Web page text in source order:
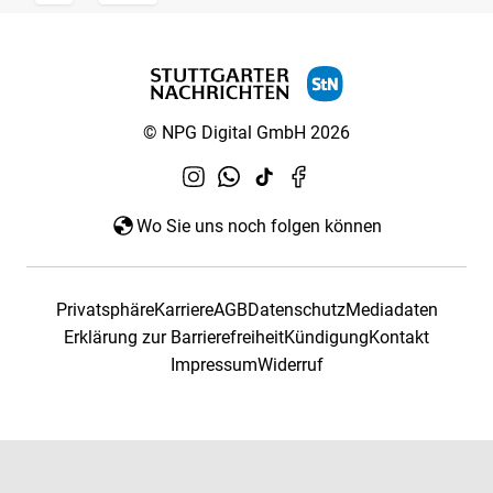
© NPG Digital GmbH 2026
Wo Sie uns noch folgen können
PrivatsphäreKarriereAGBDatenschutzMediadaten
Erklärung zur BarrierefreiheitKündigungKontakt
ImpressumWiderruf